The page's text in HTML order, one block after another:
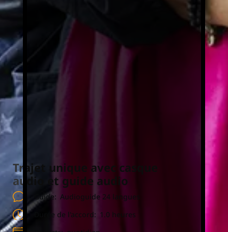
Trajet unique avec casque
audio et guide audio
Guide: Audioguide 24 langues
Durée de l'accord: 1.0 heures